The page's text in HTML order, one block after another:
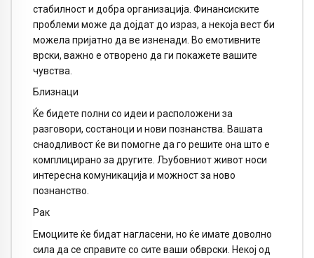
стабилност и добра организација. Финансиските
проблеми може да дојдат до израз, а некоја вест би
можела пријатно да ве изненади. Во емотивните
врски, важно е отворено да ги покажете вашите
чувства.
Близнаци
Ќе бидете полни со идеи и расположени за
разговори, состаноци и нови познанства. Вашата
снаодливост ќе ви помогне да го решите она што е
комплицирано за другите. Љубовниот живот носи
интересна комуникација и можност за ново
познанство.
Рак
Емоциите ќе бидат нагласени, но ќе имате доволно
сила да се справите со сите ваши обврски. Некој од